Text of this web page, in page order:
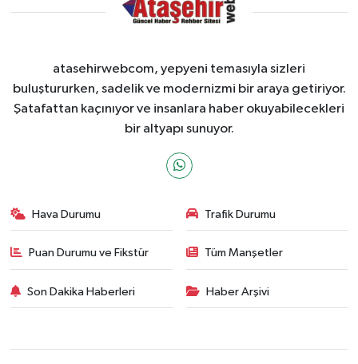
atasehirwebcom, yepyeni temasıyla sizleri
buluştururken, sadelik ve modernizmi bir araya getiriyor.
Şatafattan kaçınıyor ve insanlara haber okuyabilecekleri
bir altyapı sunuyor.
Hava Durumu Trafik Durumu
Puan Durumu ve Fikstür Tüm Manşetler
Son Dakika Haberleri Haber Arşivi